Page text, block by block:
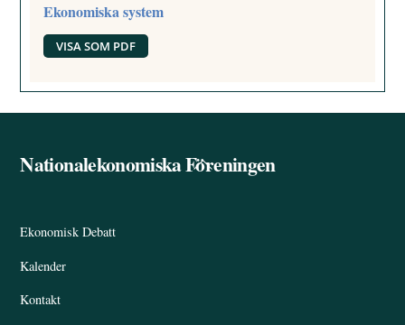
Ekonomiska system
VISA SOM PDF
Back
Nationalekonomiska Föreningen
Ekonomisk Debatt
Kalender
Kontakt